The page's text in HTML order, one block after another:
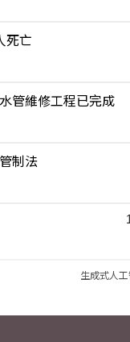
死亡
管維修工程已完成
制法
生成式人